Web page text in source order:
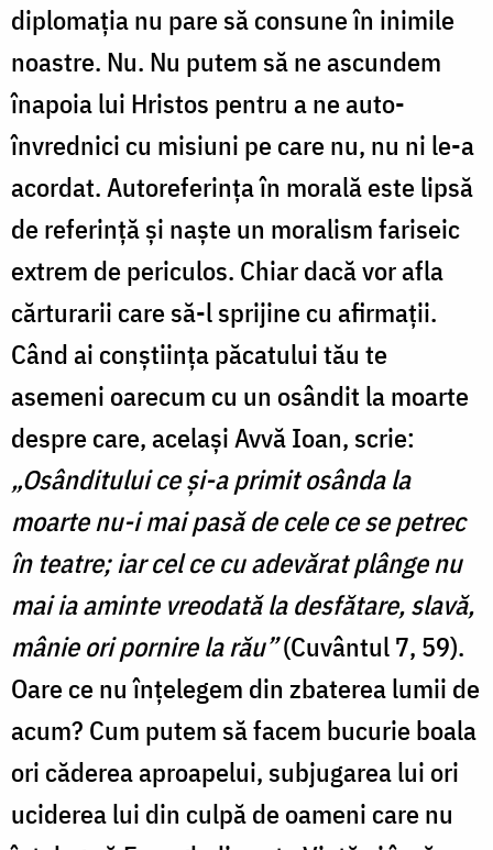
diplomația nu pare să consune în inimile
noastre. Nu. Nu putem să ne ascundem
înapoia lui Hristos pentru a ne auto-
învrednici cu misiuni pe care nu, nu ni le-a
acordat. Autoreferința în morală este lipsă
de referință și naște un moralism fariseic
extrem de periculos. Chiar dacă vor afla
cărturarii care să-l sprijine cu afirmații.
Când ai conștiința păcatului tău te
asemeni oarecum cu un osândit la moarte
despre care, același Avvă Ioan, scrie:
„Osânditului ce și-a primit osânda la
moarte nu-i mai pasă de cele ce se petrec
în teatre; iar cel ce cu adevărat plânge nu
mai iaaminte vreodată la desfătare, slavă,
mânie ori pornire la rău”(Cuvântul 7, 59).
Oare ce nu înțelegem din zbaterea lumii de
acum? Cum putem să facem bucurie boala
ori căderea aproapelui, subjugarea lui ori
uciderea lui din culpă de oameni care nu